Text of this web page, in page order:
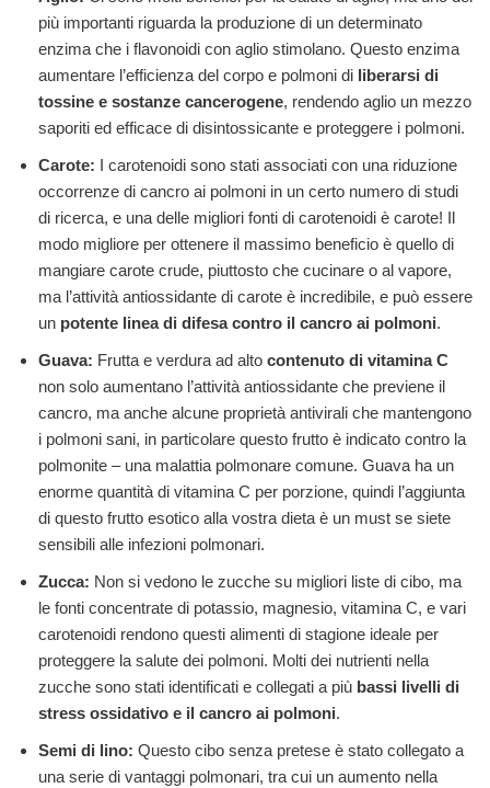
più importanti riguarda la produzione di un determinato
enzima che i flavonoidi con aglio stimolano. Questo enzima
aumentare l’efficienza del corpo e polmoni di liberarsi di
tossine e sostanze cancerogene, rendendo aglio un mezzo
saporiti ed efficace di disintossicante e proteggere i polmoni.
Carote: I carotenoidi sono stati associati con una riduzione
occorrenze di cancro ai polmoni in un certo numero di studi
di ricerca, e una delle migliori fonti di carotenoidi è carote! Il
modo migliore per ottenere il massimo beneficio è quello di
mangiare carote crude, piuttosto che cucinare o al vapore,
ma l’attività antiossidante di carote è incredibile, e può essere
un potente linea di difesa contro il cancro ai polmoni.
Guava: Frutta e verdura ad alto contenuto di vitamina C
non solo aumentano l’attività antiossidante che previene il
cancro, ma anche alcune proprietà antivirali che mantengono
i polmoni sani, in particolare questo frutto è indicato contro la
polmonite – una malattia polmonare comune. Guava ha un
enorme quantità di vitamina C per porzione, quindi l’aggiunta
di questo frutto esotico alla vostra dieta è un must se siete
sensibili alle infezioni polmonari.
Zucca: Non si vedono le zucche su migliori liste di cibo, ma
le fonti concentrate di potassio, magnesio, vitamina C, e vari
carotenoidi rendono questi alimenti di stagione ideale per
proteggere la salute dei polmoni. Molti dei nutrienti nella
zucche sono stati identificati e collegati a più bassi livelli di
stress ossidativo e il cancro ai polmoni.
Semi di lino: Questo cibo senza pretese è stato collegato a
una serie di vantaggi polmonari, tra cui un aumento nella